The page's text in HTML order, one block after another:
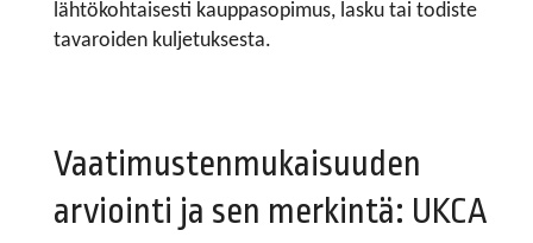
lähtökohtaisesti kauppasopimus, lasku tai todiste
tavaroiden kuljetuksesta.
Vaatimustenmukaisuuden
arviointi ja sen merkintä: UKCA